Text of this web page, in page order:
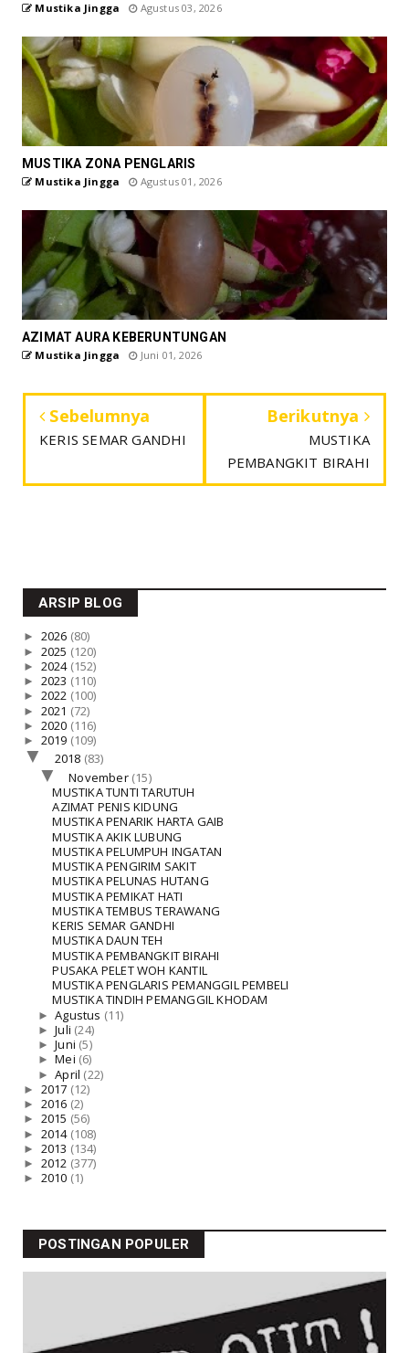
Mustika Jingga Agustus 03, 2026
MUSTIKA ZONA PENGLARIS
Mustika Jingga Agustus 01, 2026
AZIMAT AURA KEBERUNTUNGAN
Mustika Jingga Juni 01, 2026
Sebelumnya
KERIS SEMAR GANDHI
Berikutnya
MUSTIKA
PEMBANGKIT BIRAHI
ARSIP BLOG
► 2026 (80)
► 2025 (120)
► 2024 (152)
► 2023 (110)
► 2022 (100)
► 2021 (72)
► 2020 (116)
► 2019 (109)
▼ 2018 (83)
▼November (15)
MUSTIKA TUNTI TARUTUH
AZIMAT PENIS KIDUNG
MUSTIKA PENARIK HARTA GAIB
MUSTIKA AKIK LUBUNG
MUSTIKA PELUMPUH INGATAN
MUSTIKA PENGIRIM SAKIT
MUSTIKA PELUNAS HUTANG
MUSTIKA PEMIKAT HATI
MUSTIKA TEMBUS TERAWANG
KERIS SEMAR GANDHI
MUSTIKA DAUN TEH
MUSTIKA PEMBANGKIT BIRAHI
PUSAKA PELET WOH KANTIL
MUSTIKA PENGLARIS PEMANGGIL PEMBELI
MUSTIKA TINDIH PEMANGGIL KHODAM
►Agustus (11)
►Juli (24)
►Juni (5)
►Mei (6)
►April (22)
► 2017 (12)
► 2016 (2)
► 2015 (56)
► 2014 (108)
► 2013 (134)
► 2012 (377)
► 2010 (1)
POSTINGAN POPULER